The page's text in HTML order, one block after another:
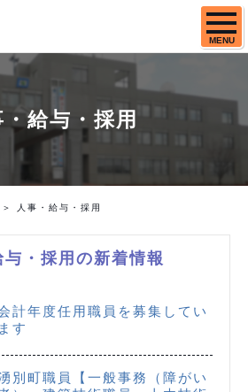
MENU
給与・採用
人事・給与・採用
与・採用の新着情報
計年度任用職員を募集してい
ます
別町職員【一般事務（障がい